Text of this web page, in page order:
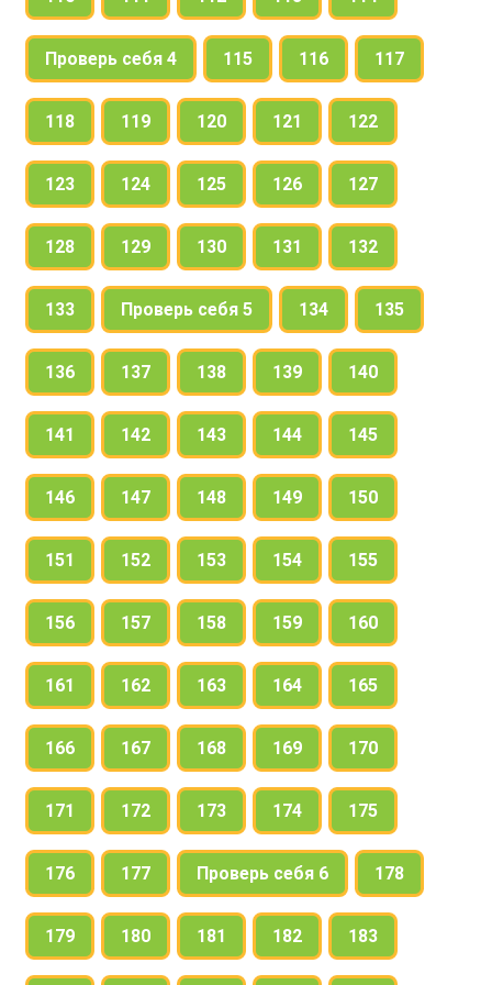
Проверь себя 4 115 116 117
118 119 120 121 122
123 124 125 126 127
128 129 130 131 132
133 Проверь себя 5 134 135
136 137 138 139 140
141 142 143 144 145
146 147 148 149 150
151 152 153 154 155
156 157 158 159 160
161 162 163 164 165
166 167 168 169 170
171 172 173 174 175
176 177 Проверь себя 6 178
179 180 181 182 183